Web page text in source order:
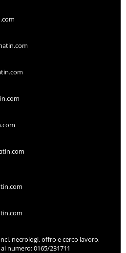
necrologi, offro e cerco lavoro,
numero: 0165/231711